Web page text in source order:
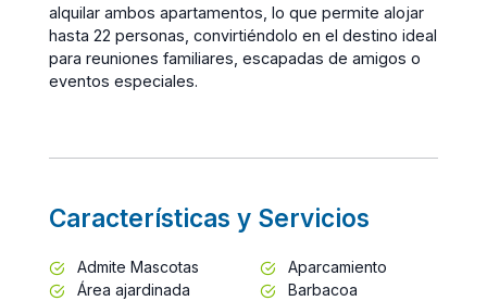
alquilar ambos apartamentos, lo que permite alojar
hasta 22 personas, convirtiéndolo en el destino ideal
para reuniones familiares, escapadas de amigos o
eventos especiales.
Características y Servicios
Admite Mascotas
Aparcamiento
Área ajardinada
Barbacoa